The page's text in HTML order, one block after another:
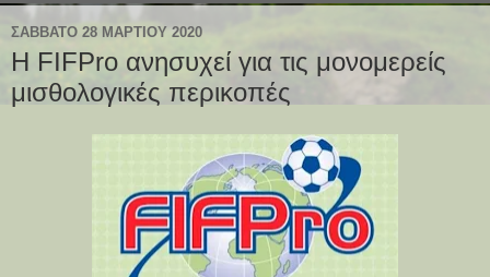
ΣΆΒΒΑΤΟ 28 ΜΑΡΤΊΟΥ 2020
Η FIFPro ανησυχεί για τις μονομερείς
μισθολογικές περικοπές